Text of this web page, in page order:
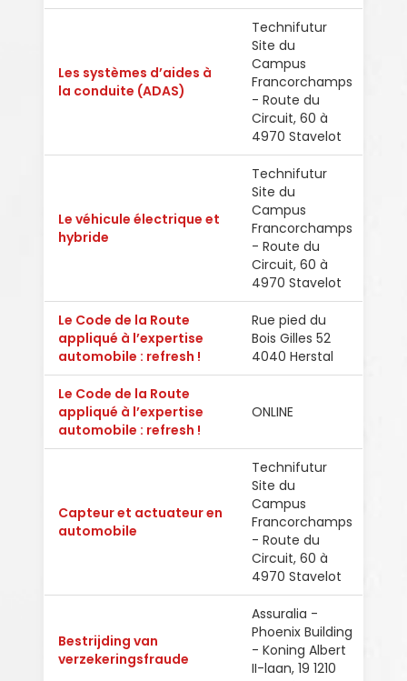
Les systèmes d’aides à
la conduite (ADAS)
Technifutur
Site du
Campus
Francorchamps
- Route du
Circuit, 60 à
4970 Stavelot
Le véhicule électrique et
hybride
Technifutur
Site du
Campus
Francorchamps
- Route du
Circuit, 60 à
4970 Stavelot
Le Code de la Route
appliqué à l’expertise
automobile : refresh !
Rue pied du
Bois Gilles 52
4040 Herstal
Le Code de la Route
appliqué à l’expertise
automobile : refresh !
ONLINE
Capteur et actuateur en
automobile
Technifutur
Site du
Campus
Francorchamps
- Route du
Circuit, 60 à
4970 Stavelot
Bestrijding van
verzekeringsfraude
Assuralia -
Phoenix Building
- Koning Albert
II-laan, 19 1210